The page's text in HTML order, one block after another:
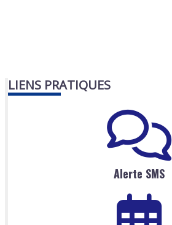
LIENS PRATIQUES
Alerte SMS